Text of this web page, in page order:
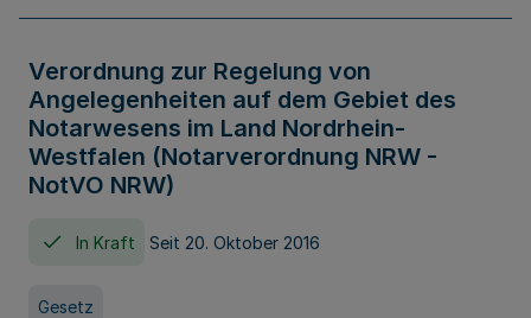
Verordnung zur Regelung von
Angelegenheiten auf dem Gebiet des
Notarwesens im Land Nordrhein-
Westfalen (Notarverordnung NRW -
NotVO NRW)
In Kraft Seit 20. Oktober 2016
Gesetz